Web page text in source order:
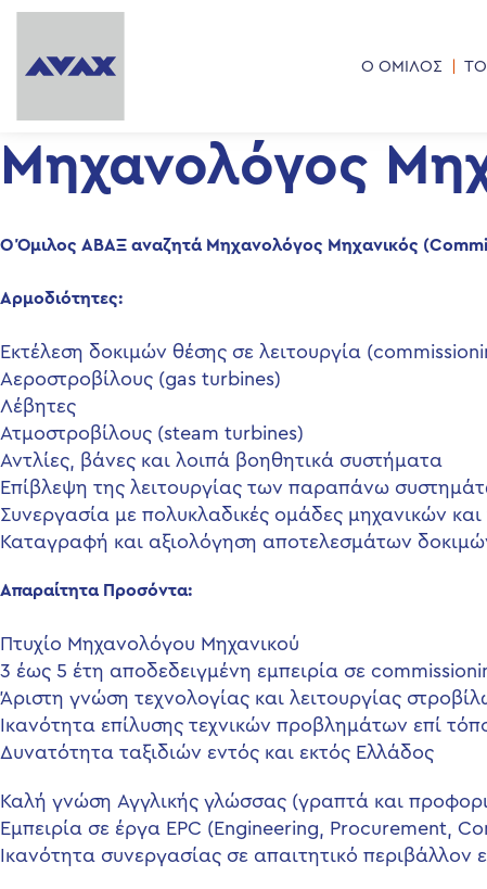
Ο ΟΜΙΛΟΣ
Μηχανολόγος
OΌμιλος ΑΒΑΞ αναζητά Μηχανολόγος Μηχανικός
Αρμοδιότητες:
Εκτέλεση δοκιμών θέσης σε λειτουργία
Αεροστροβίλους (gas turbines)
Λέβητες
Ατμοστροβίλους (steam turbines)
Αντλίες, βάνες και λοιπά βοηθητικά συστήματα
Επίβλεψη της λειτουργίας των παραπάνω
Συνεργασία με πολυκλαδικές ομάδες μηχανικών και
Καταγραφή και αξιολόγηση αποτελεσμάτων
Απαραίτητα Προσόντα:
Πτυχίο Μηχανολόγου Μηχανικού
3 έως 5 έτη αποδεδειγμένη εμπειρία σε
Άριστη γνώση τεχνολογίας και λειτουργίας
Ικανότητα επίλυσης τεχνικών προβλημάτων επί
Δυνατότητα ταξιδιών εντός και εκτός Ελλάδος
Καλή γνώση Αγγλικής γλώσσας (γραπτά και
Εμπειρία σε έργα EPC (Engineering, Procurement,
Ικανότητα συνεργασίας σε απαιτητικό περιβάλλον